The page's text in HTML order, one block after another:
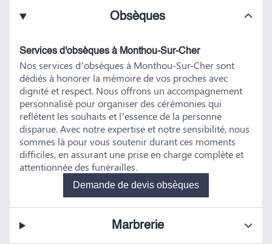
Obsèques
Services d'obsèques à Monthou-Sur-Cher
Nos services d’obsèques à Monthou-Sur-Cher sont
dédiés à honorer la mémoire de vos proches avec
dignité et respect. Nous offrons un accompagnement
personnalisé pour organiser des cérémonies qui
reflètent les souhaits et l’essence de la personne
disparue. Avec notre expertise et notre sensibilité, nous
sommes là pour vous soutenir durant ces moments
difficiles, en assurant une prise en charge complète et
attentionnée des funérailles.
Demande de devis obsèques
Marbrerie